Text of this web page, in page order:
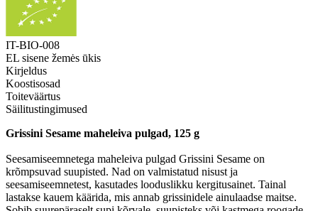
IT-BIO-008
EL sisene žemės ūkis
Kirjeldus
Koostisosad
Toiteväärtus
Säilitustingimused
Grissini Sesame maheleiva pulgad, 125 g
Seesamiseemnetega maheleiva pulgad Grissini Sesame on
krõmpsuvad suupisted. Nad on valmistatud nisust ja
seesamiseemnetest, kasutades looduslikku kergitusainet. Tainal
lastakse kauem käärida, mis annab grissinidele ainulaadse maitse.